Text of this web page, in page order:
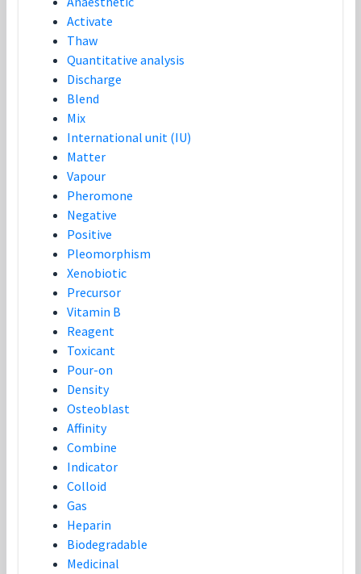
Activate
Thaw
Quantitative analysis
Discharge
Blend
Mix
International unit (IU)
Matter
Vapour
Pheromone
Negative
Positive
Pleomorphism
Xenobiotic
Precursor
Vitamin B
Reagent
Toxicant
Pour-on
Density
Osteoblast
Affinity
Combine
Indicator
Colloid
Gas
Heparin
Biodegradable
Medicinal